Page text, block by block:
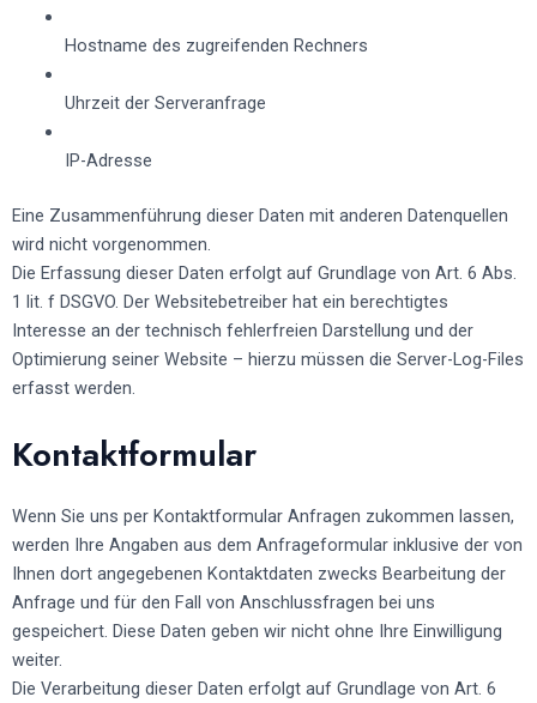
Hostname des zugreifenden Rechners
Uhrzeit der Serveranfrage
IP-Adresse
Eine Zusammenführung dieser Daten mit anderen Datenquellen
wird nicht vorgenommen.
Die Erfassung dieser Daten erfolgt auf Grundlage von Art. 6 Abs.
1 lit. f DSGVO. Der Websitebetreiber hat ein berechtigtes
Interesse an der technisch fehlerfreien Darstellung und der
Optimierung seiner Website – hierzu müssen die Server-Log-Files
erfasst werden.
Kontaktformular
Wenn Sie uns per Kontaktformular Anfragen zukommen lassen,
werden Ihre Angaben aus dem Anfrageformular inklusive der von
Ihnen dort angegebenen Kontaktdaten zwecks Bearbeitung der
Anfrage und für den Fall von Anschlussfragen bei uns
gespeichert. Diese Daten geben wir nicht ohne Ihre Einwilligung
weiter.
Die Verarbeitung dieser Daten erfolgt auf Grundlage von Art. 6